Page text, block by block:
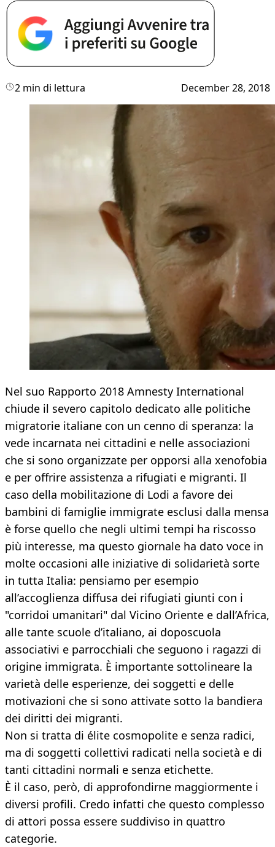
2 min di lettura December 28, 2018
Nel suo Rapporto 2018 Amnesty International
chiude il severo capitolo dedicato alle politiche
migratorie italiane con un cenno di speranza: la
vede incarnata nei cittadini e nelle associazioni
che si sono organizzate per opporsi alla xenofobia
e per offrire assistenza a rifugiati e migranti. Il
caso della mobilitazione di Lodi a favore dei
bambini di famiglie immigrate esclusi dalla mensa
è forse quello che negli ultimi tempi ha riscosso
più interesse, ma questo giornale ha dato voce in
molte occasioni alle iniziative di solidarietà sorte
in tutta Italia: pensiamo per esempio
all’accoglienza diffusa dei rifugiati giunti con i
"corridoi umanitari" dal Vicino Oriente e dall’Africa,
alle tante scuole d’italiano, ai doposcuola
associativi e parrocchiali che seguono i ragazzi di
origine immigrata. È importante sottolineare la
varietà delle esperienze, dei soggetti e delle
motivazioni che si sono attivate sotto la bandiera
dei diritti dei migranti.
Non si tratta di élite cosmopolite e senza radici,
ma di soggetti collettivi radicati nella società e di
tanti cittadini normali e senza etichette.
È il caso, però, di approfondirne maggiormente i
diversi profili. Credo infatti che questo complesso
di attori possa essere suddiviso in quattro
categorie.